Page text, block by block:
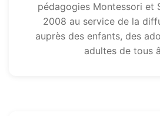
pédagogies Montessori et
2008 au service de la
auprès des enfants, des
adultes de tous